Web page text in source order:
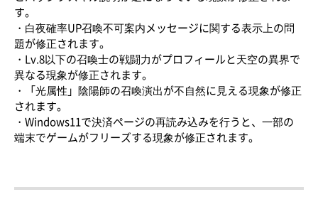
す。
・白夜確率UP召喚不可案内メッセージに関する表示上の問
題が修正されます。
・Lv.8以下の召喚士の戦闘力がプロフィールと天空の異界で
異なる現象が修正されます。
・「光属性」陰陽師の召喚演出が不自然に見える現象が修正
されます。
・Windows11で決済ページの再読み込みを行うと、一部の
端末でゲームがフリーズする現象が修正されます。